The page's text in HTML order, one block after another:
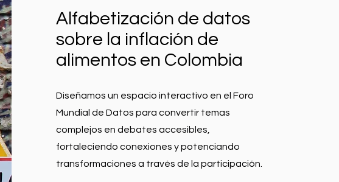
Alfabetización de datos
sobre la inflación de
alimentos en Colombia
Diseñamos un espacio interactivo en el Foro
Mundial de Datos para convertir temas
complejos en debates accesibles,
fortaleciendo conexiones y potenciando
transformaciones a través de la participación.